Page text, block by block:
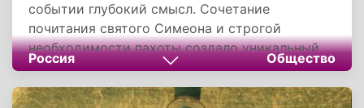
событии глубокий смысл. Сочетание
почитания святого Симеона и строгой
необходимости пахоты создало уникальный
культурный код, в котором молитва о
благословении была неотделима от заботы о
Россия Общество